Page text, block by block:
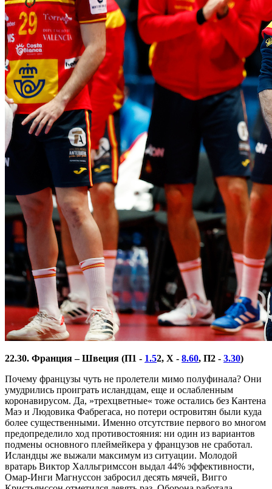
22.30. Франция – Швеция (П1 - 1.52, Х - 8.60, П2 - 3.30)
Почему французы чуть не пролетели мимо полуфинала? Они
умудрились проиграть исландцам, еще и ослабленным
коронавирусом. Да, »трехцветные« тоже остались без Кантена
Маэ и Людовика Фабрегаса, но потери островитян были куда
более существенными. Именно отсутствие первого во многом
предопределило ход противостояния: ни один из вариантов
подмены основного плеймейкера у французов не сработал.
Исландцы же выжали максимум из ситуации. Молодой
вратарь Виктор Халльгримссон выдал 44% эффективности,
Омар-Инги Магнуссон забросил десять мячей, Вигго